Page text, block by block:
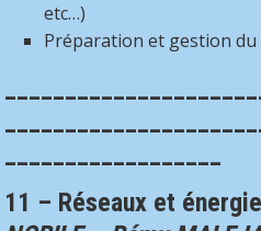
etc…)
Préparation et gestion
11 – Réseaux et